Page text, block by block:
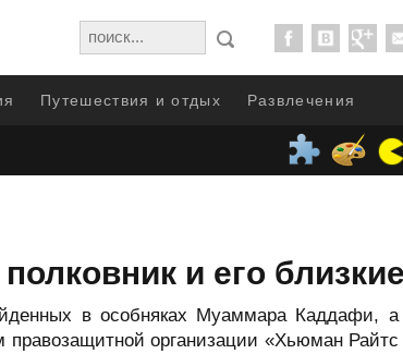
Путешествия и отдых Развлечения
и его близкие
в особняках Муаммара Каддафи, а
правозащитной организации «Хьюман